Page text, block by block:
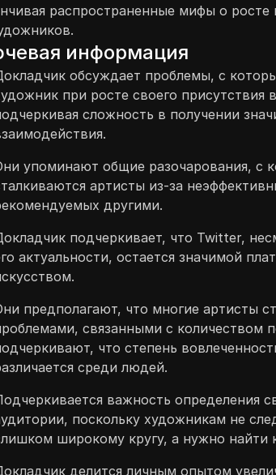
распространенные мифы о росте
информация
обсуждает проблемы, с
при росте своего присутствия
сложность в получении
упоминают общие разочарования, с
артисты из-за
другими.
подчеркивает, что Twitter,
актуальности, остается значимой
предполагают, что многие артисты
связанными с количеством
что степень
среди людей.
важность определения
поскольку художникам не
широкому кругу, а нужно найти
делится личным опытом